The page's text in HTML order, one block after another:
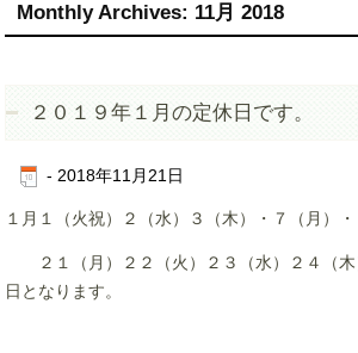
Monthly Archives: 11月 2018
２０１９年１月の定休日です。
- 2018年11月21日
１月１（火祝）２（水）３（木）・７（月）・
２１（月）２２（火）２３（水）２４（木
日となります。